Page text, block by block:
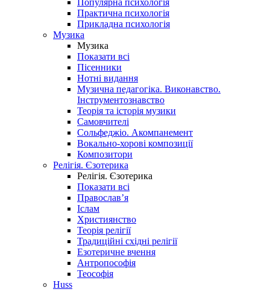
Популярна психологія
Практична психологія
Прикладна психологія
Музика
Музика
Показати всі
Пісенники
Нотні видання
Музична педагогіка. Виконавство.
Інструментознавство
Теорія та історія музики
Самовчителі
Сольфеджіо. Акомпанемент
Вокально-хорові композиції
Композитори
Релігія. Єзотерика
Релігія. Єзотерика
Показати всі
Православ’я
Іслам
Християнство
Теорія релігії
Традиційні східні релігії
Езотеричне вчення
Антропософія
Теософія
Huss